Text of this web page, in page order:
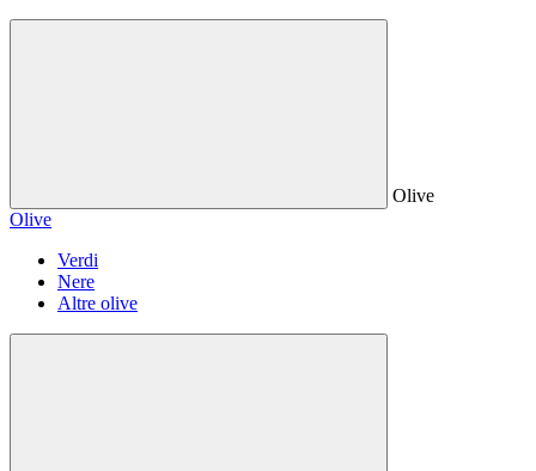
Olive
Olive
Verdi
Nere
Altre olive